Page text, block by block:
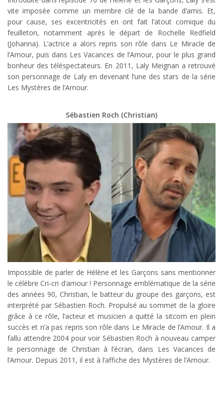
vite imposée comme un membre clé de la bande d’amis. Et,
pour cause, ses excentricités en ont fait l’atout comique du
feuilleton, notamment après le départ de Rochelle Redfield
(Johanna). L’actrice a alors repris son rôle dans Le Miracle de
l’Amour, puis dans Les Vacances de l’Amour, pour le plus grand
bonheur des téléspectateurs. En 2011, Laly Meignan a retrouvé
son personnage de Laly en devenant l’une des stars de la série
Les Mystères de l’Amour.
Sébastien Roch (Christian)
Impossible de parler de Hélène et les Garçons sans mentionner
le célèbre Cri-cri d’amour ! Personnage emblématique de la série
des années 90, Christian, le batteur du groupe des garçons, est
interprété par Sébastien Roch. Propulsé au sommet de la gloire
grâce à ce rôle, l’acteur et musicien a quitté la sitcom en plein
succès et n’a pas repris son rôle dans Le Miracle de l’Amour. Il a
fallu attendre 2004 pour voir Sébastien Roch à nouveau camper
le personnage de Christian à l’écran, dans Les Vacances de
l’Amour. Depuis 2011, il est à l’affiche des Mystères de l’Amour.